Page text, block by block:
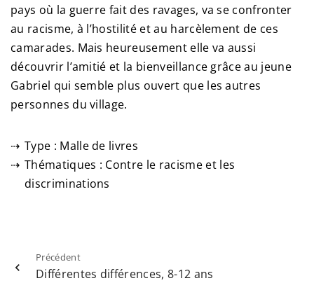
pays où la guerre fait des ravages, va se confronter
au racisme, à l’hostilité et au harcèlement de ces
camarades. Mais heureusement elle va aussi
découvrir l’amitié et la bienveillance grâce au jeune
Gabriel qui semble plus ouvert que les autres
personnes du village.
Type : Malle de livres
Thématiques : Contre le racisme et les
discriminations
Précédent
Différentes différences, 8-12 ans